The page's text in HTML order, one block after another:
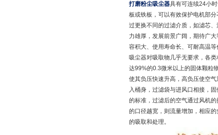
打磨粉尘吸尘器具有可连续24小
板或铁板，可以有效保护电机部
过更换不同的过滤介质，如滤芯
力雄厚，发展前景广阔，期待广
容积大、使用寿命长、可耐高温
吸尘器对吸取物几乎无要求，各
达99%的0.3微米以上的固体颗粒
使其负压快速升高，高负压使空
入桶身，过滤袋与进风口相接，
的标准，过滤后的空气通过风机
的口径越宽，则流量增加，相应
的吸取和处理。